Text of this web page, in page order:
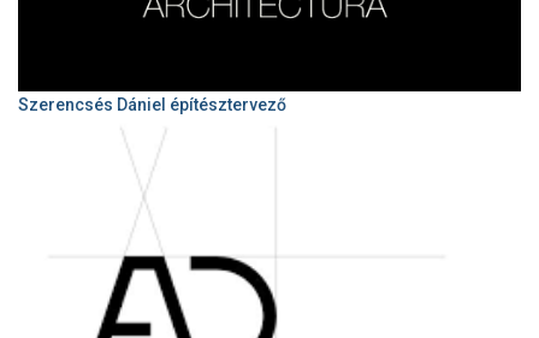
Szerencsés Dániel építésztervező